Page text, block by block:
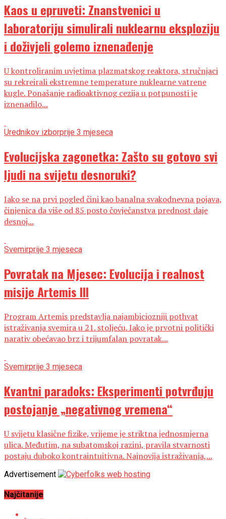
Kaos u epruveti: Znanstvenici u
laboratoriju simulirali nuklearnu eksploziju
i doživjeli golemo iznenađenje
U kontroliranim uvjetima plazmatskog reaktora, stručnjaci
su rekreirali ekstremne temperature nuklearne vatrene
kugle. Ponašanje radioaktivnog cezija u potpunosti je
iznenadilo...
Urednikov izborprije 3 mjeseca
Evolucijska zagonetka: Zašto su gotovo svi
ljudi na svijetu desnoruki?
Iako se na prvi pogled čini kao banalna svakodnevna pojava,
činjenica da više od 85 posto čovječanstva prednost daje
desnoj...
Svemirprije 3 mjeseca
Povratak na Mjesec: Evolucija i realnost
misije Artemis III
Program Artemis predstavlja najambiciozniji pothvat
istraživanja svemira u 21. stoljeću. Iako je prvotni politički
narativ obećavao brz i trijumfalan povratak...
Svemirprije 3 mjeseca
Kvantni paradoks: Eksperimenti potvrđuju
postojanje „negativnog vremena“
U svijetu klasične fizike, vrijeme je striktna jednosmjerna
ulica. Međutim, na subatomskoj razini, pravila stvarnosti
postaju duboko kontraintuitivna. Najnovija istraživanja,...
Advertisement
Najčitanije